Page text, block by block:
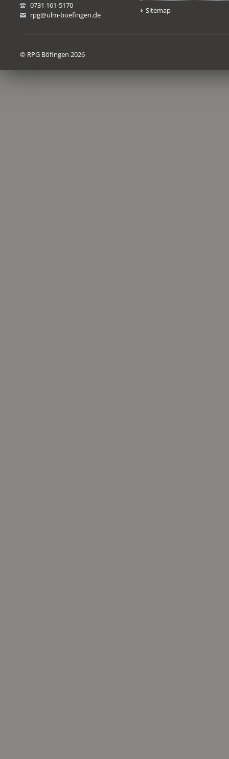
0731 161-5170
rpg@ulm-boefingen.de
Sitemap
© RPG Böfingen 2026